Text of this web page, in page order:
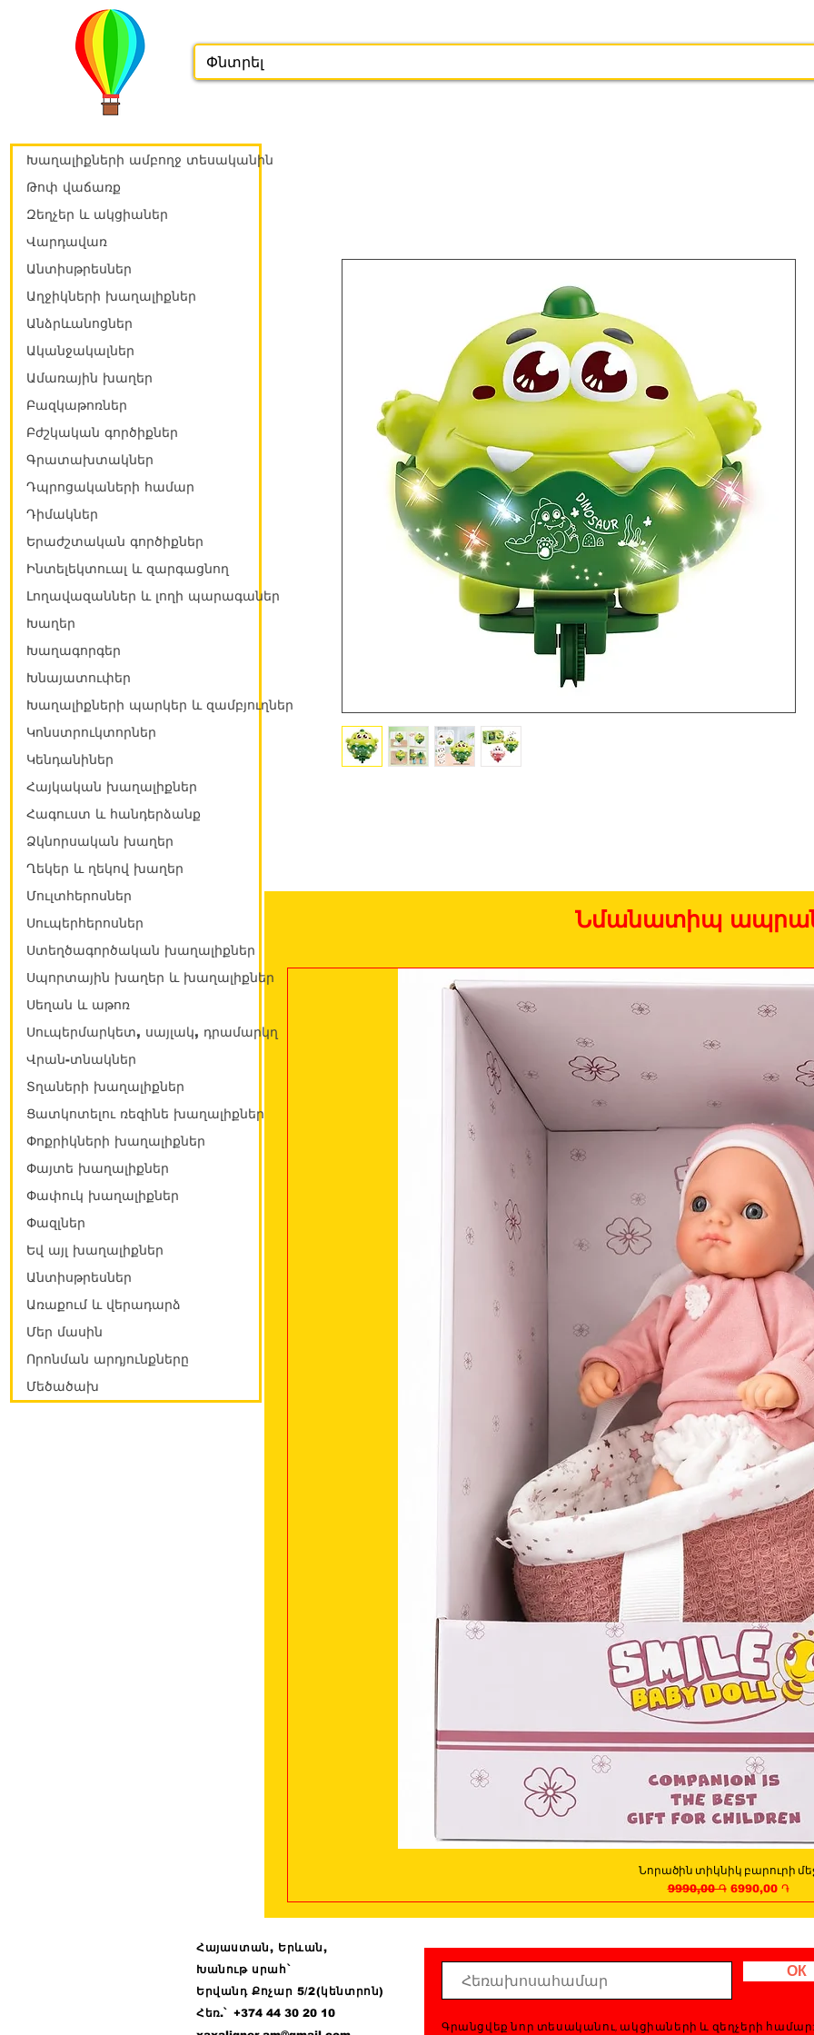
Նմանատիպ
Quick View
Նորածին տիկնիկ բարուրի
Regular Price
9990,00 ֏ Sale Price
6990,00 ֏
Խաղալիքների ամբողջ տեսականին
Թոփ վաճառք
Զեղչեր և ակցիաներ
Վարդավառ
Անտիսթրեսներ
Աղջիկների խաղալիքներ
Անձրևանոցներ
Ականջակալներ
Ամառային խաղեր
Բազկաթոռներ
Բժշկական գործիքներ
Գրատախտակներ
Դպրոցակաների համար
Դիմակներ
Երաժշտական գործիքներ
Ինտելեկտուալ և զարգացնող
Լողավազաններ և լողի պարագաներ
Խաղեր
Խաղագորգեր
Խնայատուփեր
Խաղալիքների պարկեր և զամբյուղներ
Կոնստրուկտորներ
Կենդանիներ
Հայկական խաղալիքներ
Հագուստ և հանդերձանք
Ձկնորսական խաղեր
Ղեկեր և ղեկով խաղեր
Մուլտհերոսներ
Սուպերհերոսներ
Ստեղծագործական խաղալիքներ
Սպորտային խաղեր և խաղալիքներ
Սեղան և աթոռ
Սուպերմարկետ, սայլակ, դրամարկղ
Վրան-տնակներ
Տղաների խաղալիքներ
Ցատկոտելու ռեզինե խաղալիքներ
Փոքրիկների խաղալիքներ
Փայտե խաղալիքներ
Փափուկ խաղալիքներ
Փազլներ
Եվ այլ խաղալիքներ
Անտիսթրեսներ
Առաքում և վերադարձ
Մեր մասին
Որոնման արդյունքները
Մեծածախ
Հայաստան, Երևան,
Խանութ սրահ՝
Երվանդ Քոչար 5/2(կենտրոն)
Հեռ.՝ +374 4430 20 10
ОК
Գրանցվեք նոր տեսականու, ակցիաների և զեղչերի